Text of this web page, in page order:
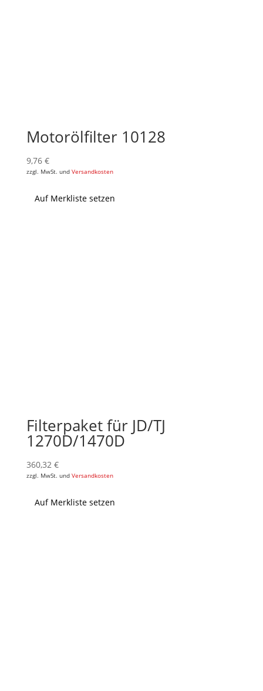
Motorölfilter 10128
9,76 €
zzgl. MwSt. und Versandkosten
Auf Merkliste setzen
Filterpaket für JD/TJ
1270D/1470D
360,32 €
zzgl. MwSt. und Versandkosten
Auf Merkliste setzen